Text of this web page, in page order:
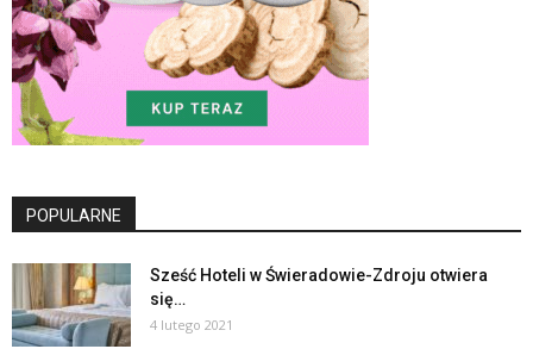
POPULARNE
Sześć Hoteli w Świeradowie-Zdroju otwiera
się…
4 lutego 2021